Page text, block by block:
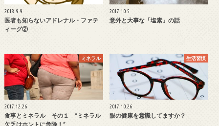
2018.9.9
医者も知らないアドレナル・ファテ
ィーグ②
2017.10.5
意外と大事な「塩素」の話
ミネラル
2017.12.26
食事とミネラル その１ “ミネラル
欠乏はホントに危険！”
生活習慣
2017.10.26
眼の健康を意識してますか？